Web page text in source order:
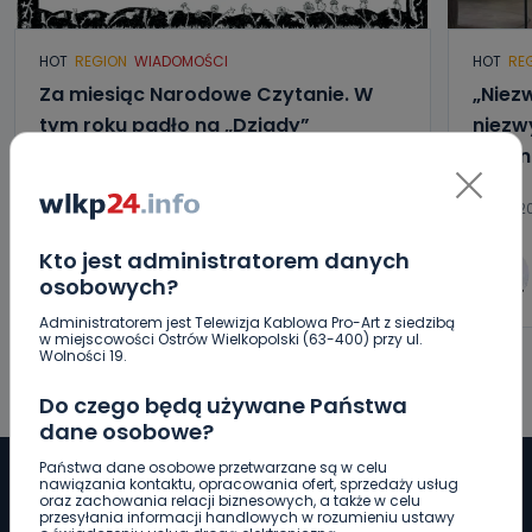
Kto jest administratorem danych
osobowych?
Administratorem jest Telewizja Kablowa Pro-Art z siedzibą
w miejscowości Ostrów Wielkopolski (63-400) przy ul.
Wolności 19.
Do czego będą używane Państwa
dane osobowe?
Państwa dane osobowe przetwarzane są w celu
nawiązania kontaktu, opracowania ofert, sprzedaży usług
oraz zachowania relacji biznesowych, a także w celu
przesyłania informacji handlowych w rozumieniu ustawy
HOT REGION WIADOMOŚCI
Za miesiąc Narodowe Czytanie. W
tym roku padło na „Dziady”
07.08.2026 10:51
Sebastian Matyszczak 0
HOT